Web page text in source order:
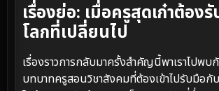
เรื่องย่อ: เมื่อครูสุดเก๋าต้อง
โลกที่เปลี่ยนไป
เรื่องราวการกลับมาครั้งสำคัญนี้พาเราไปพบ
บทบาทครูสอนวิชาสังคมที่ต้องเข้าไปรับมือกั